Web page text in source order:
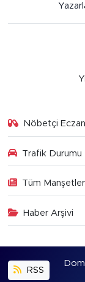
Nöbetçi
Trafik Durumu
Tüm Manşetler
Haber Arşivi
RSS